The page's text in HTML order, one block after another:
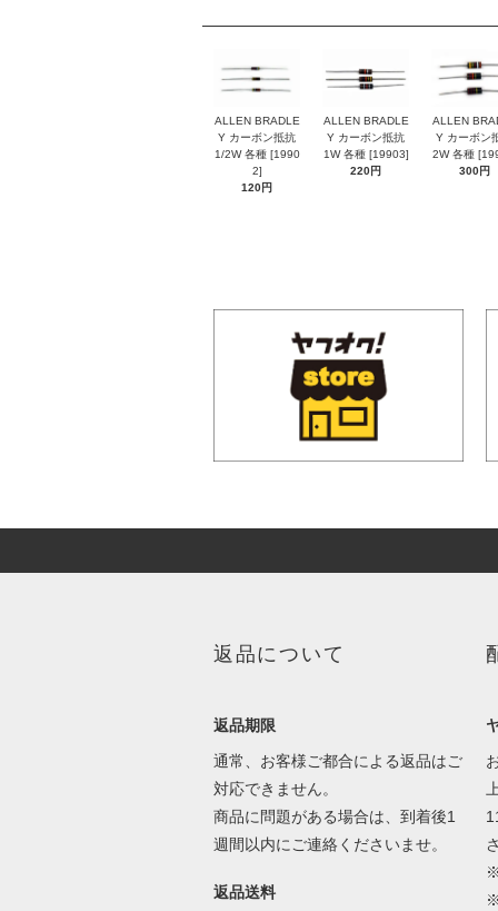
ALLEN BRADLE
Y カーボン抵抗
1/2W 各種 [1990
2]
120円
ALLEN BRADLE
Y カーボン抵抗
1W 各種 [19903]
220円
ALLEN
Y カーボン
2W 各種
300円
返品について
返品期限
通常、お客様ご都合による返品はご
対応できません。
商品に問題がある場合は、到着後1
週間以内にご連絡くださいませ。
返品送料